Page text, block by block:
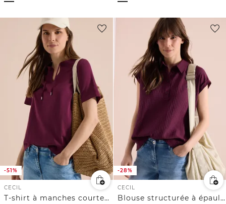
-51%
CECIL
T-shirt à manches courtes avec col fendu
-28%
CECIL
Blouse structurée à épaules tombantes